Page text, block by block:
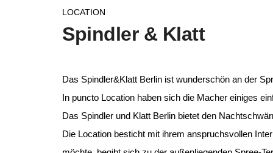
LOCATION
Spindler & Klatt
Das Spindler&Klatt Berlin ist wunderschön an der
In puncto Location haben sich die Macher einiges
Das Spindler und Klatt Berlin bietet den
Die Location besticht mit ihrem anspruchsvollen